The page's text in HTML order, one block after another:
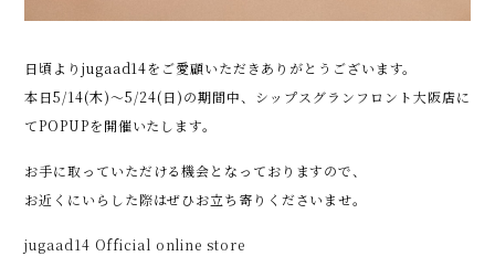
日頃よりjugaad14をご愛顧いただきありがとうございます。
本日5/14(木)～5/24(日)の期間中、シップスグランフロント大阪店に
てPOPUPを開催いたします。
お手に取っていただける機会となっておりますので、
お近くにいらした際はぜひお立ち寄りくださいませ。
jugaad14 Official online store